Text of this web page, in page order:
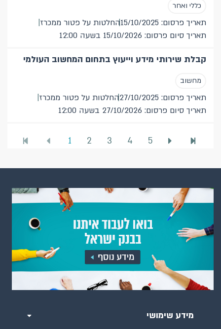
כללי ואחר
תאריך פרסום: 15/10/2025
החלטות על פטור ממכרז
תאריך סיום פרסום: 15/10/2026 בשעה 12:00
קבלת שירותי מידע וייעוץ בתחום המחשוב העולמי
מחשוב
תאריך פרסום: 27/10/2025
החלטות על פטור ממכרז
תאריך סיום פרסום: 27/10/2026 בשעה 12:00
1 2 3 4 5
מידע שימושי